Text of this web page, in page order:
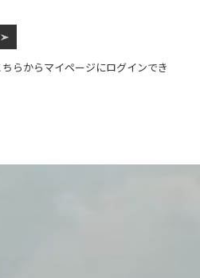
らからマイページにログインでき